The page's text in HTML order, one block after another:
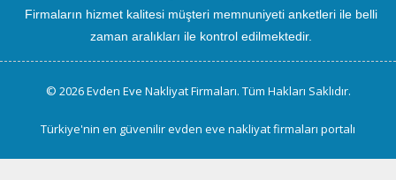
Firmaların hizmet kalitesi müşteri memnuniyeti anketleri ile belli
zaman aralıkları ile kontrol edilmektedir.
© 2026 Evden Eve Nakliyat Firmaları. Tüm Hakları Saklıdır.
Türkiye'nin en güvenilir evden eve nakliyat firmaları portalı